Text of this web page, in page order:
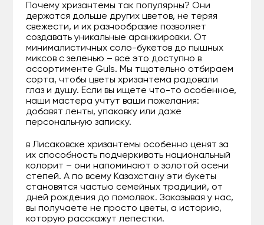
Почему хризантемы так популярны? Они
держатся дольше других цветов, не теряя
свежести, и их разнообразие позволяет
создавать уникальные аранжировки. От
минималистичных соло-букетов до пышных
миксов с зеленью – все это доступно в
ассортименте Guls. Мы тщательно отбираем
сорта, чтобы цветы хризантема радовали
глаз и душу. Если вы ищете что-то особенное,
наши мастера учтут ваши пожелания:
добавят ленты, упаковку или даже
персональную записку.
в Лисаковске хризантемы особенно ценят за
их способность подчеркивать национальный
колорит – они напоминают о золотой осени
степей. А по всему Казахстану эти букеты
становятся частью семейных традиций, от
дней рождения до помолвок. Заказывая у нас,
вы получаете не просто цветы, а историю,
которую расскажут лепестки.